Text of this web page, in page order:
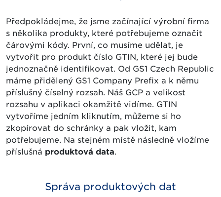
Předpokládejme, že jsme začínající výrobní firma
s několika produkty, které potřebujeme označit
čárovými kódy. První, co musíme udělat, je
vytvořit pro produkt číslo GTIN, které jej bude
jednoznačně identifikovat. Od GS1 Czech Republic
máme přidělený GS1 Company Prefix a k němu
příslušný číselný rozsah. Náš GCP a velikost
rozsahu v aplikaci okamžitě vidíme. GTIN
vytvoříme jedním kliknutím, můžeme si ho
zkopírovat do schránky a pak vložit, kam
potřebujeme. Na stejném místě následně vložíme
příslušná produktová data.
Správa produktových dat